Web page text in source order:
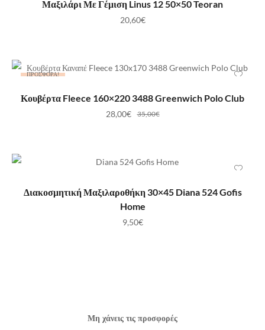
Μαξιλάρι Με Γέμιση Linus 12 50×50 Teoran
20,60€
ΠΡΟΣΦΟΡΆ!
ΠΡΟΣΘΉΚΗ ΣΤΟ ΚΑΛΆΘΙ
Κουβέρτα Fleece 160×220 3488 Greenwich Polo Club
35,00€
28,00€
ΠΡΟΣΘΉΚΗ ΣΤΟ ΚΑΛΆΘΙ
Διακοσμητική Μαξιλαροθήκη 30×45 Diana 524 Gofis
Home
9,50€
Μη χάνεις τις προσφορές